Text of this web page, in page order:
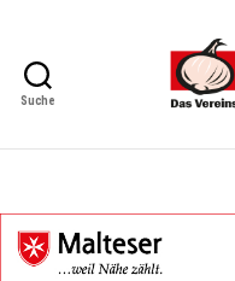
Suche